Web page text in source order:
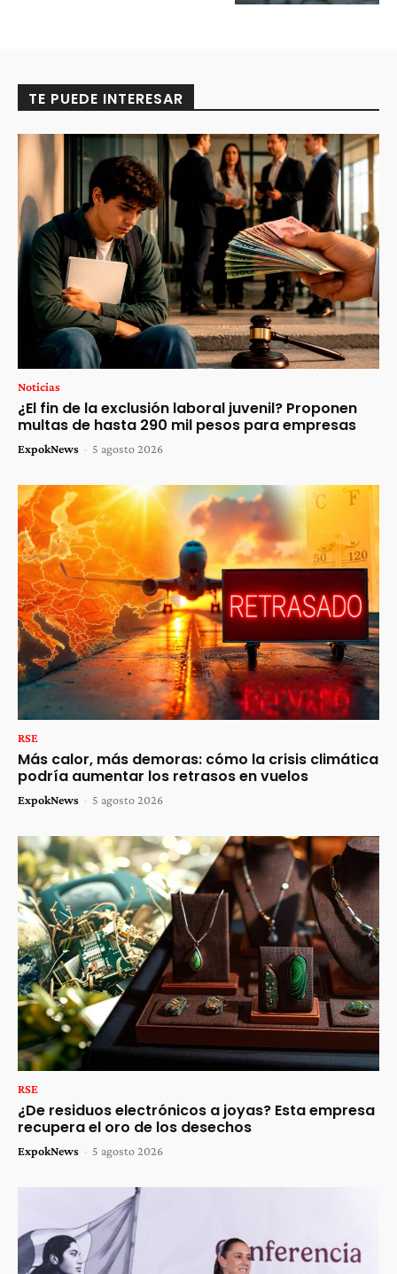
TE PUEDE INTERESAR
Noticias
¿El fin de la exclusión laboral juvenil? Proponen
multas de hasta 290 mil pesos para empresas
ExpokNews - 5 agosto 2026
RSE
Más calor, más demoras: cómo la crisis climática
podría aumentar los retrasos en vuelos
ExpokNews - 5 agosto 2026
RSE
¿De residuos electrónicos a joyas? Esta empresa
recupera el oro de los desechos
ExpokNews - 5 agosto 2026